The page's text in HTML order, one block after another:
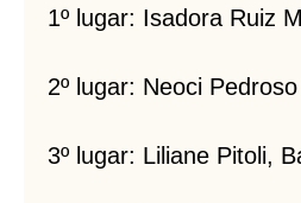
1º lugar: Isadora Ruiz
2º lugar: Neoci
3º lugar: Liliane Pitoli,